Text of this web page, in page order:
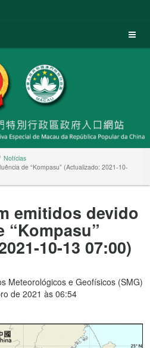
Notícias
de “Kompasu” (Actualizado: 2021-10-
emitidos devido
“Kompasu”
10-13 07:00)
Meteorológicos e Geofísicos (SMG)
de 2021 às 06:54